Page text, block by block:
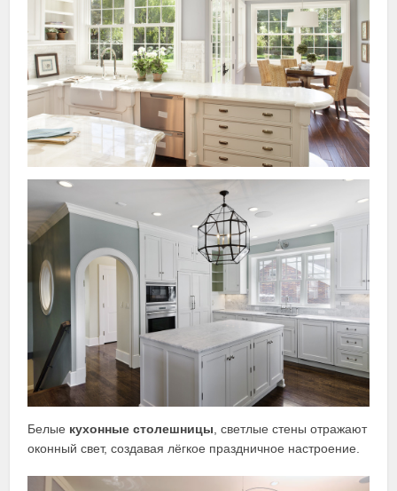
Белые кухонные столешницы , светлые стены отражают
оконный свет, создавая лёгкое праздничное настроение.